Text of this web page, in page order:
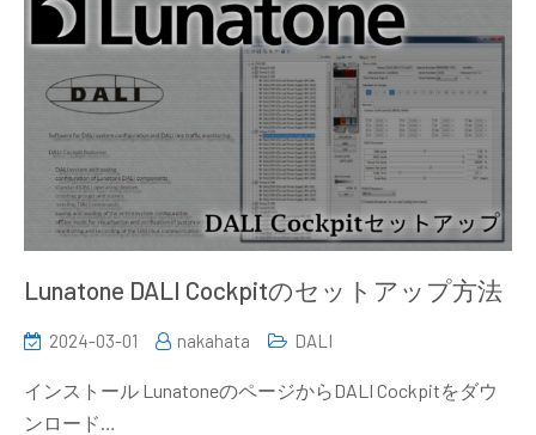
Lunatone DALI Cockpitのセットアップ方法
2024-03-01 nakahata DALI
インストール LunatoneのページからDALI Cockpitをダウ
ンロード…